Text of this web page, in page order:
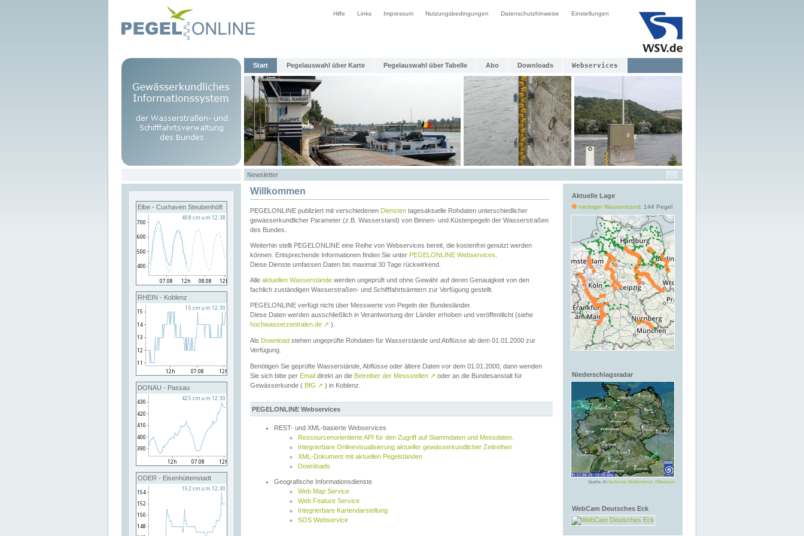
Hilfe Links Impressum Nutzungsbedingungen Datenschutzhinweise Einstellungen
Start Pegelauswahl über Karte Pegelauswahl über Tabelle Abo Downloads Webservices
Newsletter
Elbe - Cuxhaven Steubenhöft
RHEIN - Koblenz
DONAU - Passau
ODER - Eisenhüttenstadt
Aktuelle Lage
niedriger Wasserstand: 144 Pegel
Niederschlagsradar
Quelle: © Deutscher Wetterdienst, Offenbach
WebCam Deutsches Eck
Willkommen
PEGELONLINE publiziert mit verschiedenen Diensten tagesaktuelle Rohdaten unterschiedlicher
gewässerkundlicher Parameter (z.B. Wasserstand) von Binnen- und Küstenpegeln der Wasserstraßen
des Bundes.
Weiterhin stellt PEGELONLINE eine Reihe von Webservices bereit, die kostenfrei genutzt werden
können. Entsprechende Informationen finden Sie unter PEGELONLINE Webservices
Diese Dienste umfassen Daten bis maximal 30 Tage rückwirkend.
Alle aktuellen Wasserstände werden ungeprüft und ohne Gewähr auf deren Genauigkeit von den
fachlich zuständigen Wasserstraßen- und Schifffahrtsämtern zur Verfügung gestellt.
PEGELONLINE verfügt nicht über Messwerte von Pegeln der Bundesländer.
Diese Daten werden ausschließlich in Verantwortung der Länder erhoben und veröffentlicht (siehe
hochwasserzentralen.de ↗ ).
Als Download stehen ungeprüfte Rohdaten für Wasserstände und Abflüsse ab dem 01.01.2000 zur
Verfügung.
Benötigen Sie geprüfte Wasserstände, Abflüsse oder ältere Daten vor dem 01.01.2000, dann wenden
Sie sich bitte per Email direkt an die Betreiber der Messstellen ↗ oder an die Bundesanstalt für
Gewässerkunde ( BfG ↗ ) in Koblenz.
PEGELONLINE Webservices
REST- und XML-basierte Webservices
Ressourcenorientierte API für den Zugriff auf Stammdaten und Messdaten.
Integrierbare Onlinevisualisierung aktueller gewässerkundlicher Zeitreihen
XML-Dokument mit aktuellen Pegelständen
Downloads
Geografische Informationsdienste
Web Map Service
Web Feature Service
Integrierbare Kartendarstellung
SOS Webservice